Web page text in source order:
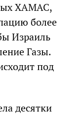
ХАМАС,
более
Израиль
Газы.
под
десятки